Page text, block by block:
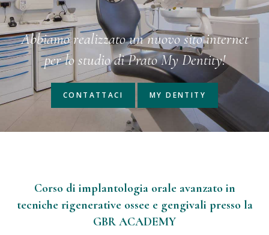
Abbiamo realizzato un nuovo sito internet
per lo studio di Prato My Dentity!
CONTATTACI MY DENTITY
Corso di implantologia orale avanzato in
tecniche rigenerative ossee e gengivali presso la
GBR ACADEMY